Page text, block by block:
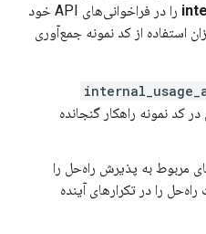
را در فراخوانی‌های API خود
استفاده از کد نمونه جمع‌آوری
نمونه راهکار گنجانده
مربوط به پذیرش راه‌حل را
را در تکرارهای آینده